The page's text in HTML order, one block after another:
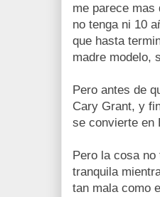
me parece mas
no tenga ni 10
que hasta
madre modelo,
Pero antes de
Cary Grant, y
se convierte en
Pero la cosa
tranquila
tan mala como